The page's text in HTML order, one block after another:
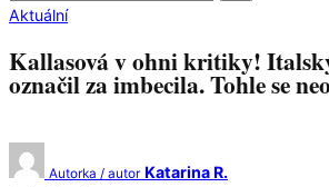
Aktuální
Kallasová v ohni kritiky!
označil za imbecila. Tohle se
Autorka / autor Katarina R.